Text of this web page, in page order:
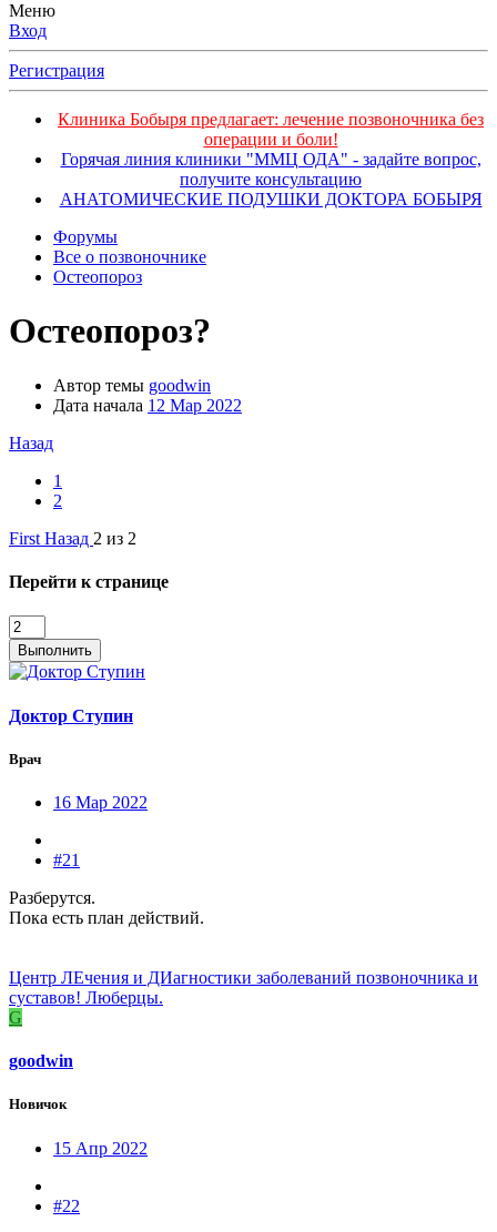
Меню
Вход
Регистрация
Клиника Бобыря предлагает: лечение позвоночника без
операции и боли!
Горячая линия клиники "ММЦ ОДА" - задайте вопрос,
получите консультацию
АНАТОМИЧЕСКИЕ ПОДУШКИ ДОКТОРА БОБЫРЯ
Форумы
Все о позвоночнике
Остеопороз
Остеопороз?
Автор темы goodwin
Дата начала 12 Мар 2022
Назад
1
2
First Назад 2 из 2
Перейти к странице
Выполнить
Доктор Ступин
Врач
16 Мар 2022
#21
Разберутся.
Пока есть план действий.
Центр ЛЕчения и ДИагностики заболеваний позвоночника и
суставов! Люберцы.
G
goodwin
Новичок
15 Апр 2022
#22